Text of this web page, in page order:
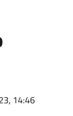
14:46